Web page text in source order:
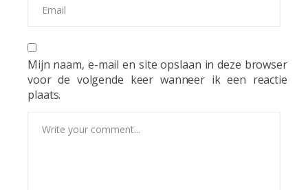
Mijn naam, e-mail en site opslaan in deze browser
voor de volgende keer wanneer ik een reactie
plaats.